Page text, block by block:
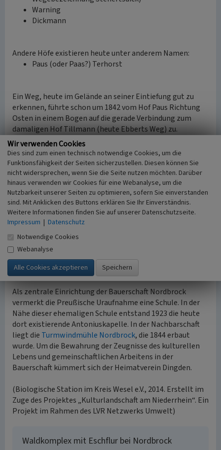
Warning
Dickmann
Andere Höfe existieren heute unter anderem Namen:
Paus (oder Paas?) Terhorst
Ein Weg, heute im Gelände an seiner Eintiefung gut zu
erkennen, führte schon um 1842 vom Hof Paus Richtung
Osten in einem Bogen auf die gerade Verbindung zum
damaligen Hof Tillmann (heute Ebberts Weg) zu.
Kl. Langenhof Schlebusch
Mitter Groß-Heynk
Spikermann Angenendt
Rielmann Ritte
Weitere alte Höfe mit Nennung 1842, deren
Siedlungsstelle heute noch existiert, ohne in der
Topografischen Karte vermerktem Namen:
Schneiders
Hartmann (Haarter Feld)
Rötger/Tesing (Grenze zu Rhede)
Als zentrale Einrichtung der Bauerschaft Nordbrock
vermerkt die Preußische Uraufnahme eine Schule. In der
Nähe dieser ehemaligen Schule entstand 1923 die heute
dort existierende Antoniuskapelle. In der Nachbarschaft
liegt die Turmwindmühle Nordbrock, die 1844 erbaut
wurde. Um die Bewahrung der Zeugnisse des kulturellen
Lebens und gemeinschaftlichen Arbeitens in der
Bauerschaft kümmert sich der Heimatverein Dingden.
(Biologische Station im Kreis Wesel e.V., 2014. Erstellt im
Zuge des Projektes „Kulturlandschaft am Niederrhein“. Ein
Projekt im Rahmen des LVR Netzwerks Umwelt)
Waldkomplex mit Eschflur bei Nordbrock
Wir verwenden Cookies
Dies sind zum einen technisch notwendige Cookies, um die
Funktionsfähigkeit der Seiten sicherzustellen. Diesen können Sie
nicht widersprechen, wenn Sie die Seite nutzen möchten. Darüber
hinaus verwenden wir Cookies für eine Webanalyse, um die
Nutzbarkeit unserer Seiten zu optimieren, sofern Sie einverstanden
sind. Mit Anklicken des Buttons erklären Sie Ihr Einverständnis.
Weitere Informationen finden Sie auf unserer Datenschutzseite.
Impressum | Datenschutz
Notwendige Cookies
Webanalyse